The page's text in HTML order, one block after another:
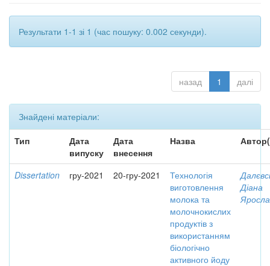
Результати 1-1 зі 1 (час пошуку: 0.002 секунди).
назад 1 далі
Знайдені матеріали:
Тип
Дата
випуску
Дата
внесення
Назва
Dissertation гру-2021 20-гру-2021
Технологія
виготовлення
молока та
молочнокислих
продуктів з
використанням
біологічно
активного йоду
Діана